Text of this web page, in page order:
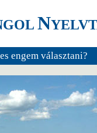
N
engem választani?